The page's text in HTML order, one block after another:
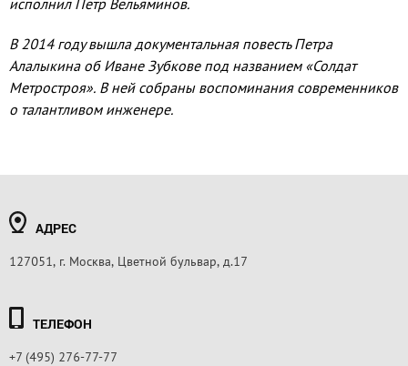
В 2014 году вышла документальная повесть Петра
Алалыкина об Иване Зубкове под названием «Солдат
Метростроя». В ней собраны воспоминания современников
о талантливом инженере.
АДРЕС
127051, г. Москва, Цветной бульвар, д.17
ТЕЛЕФОН
+7 (495) 276-77-77